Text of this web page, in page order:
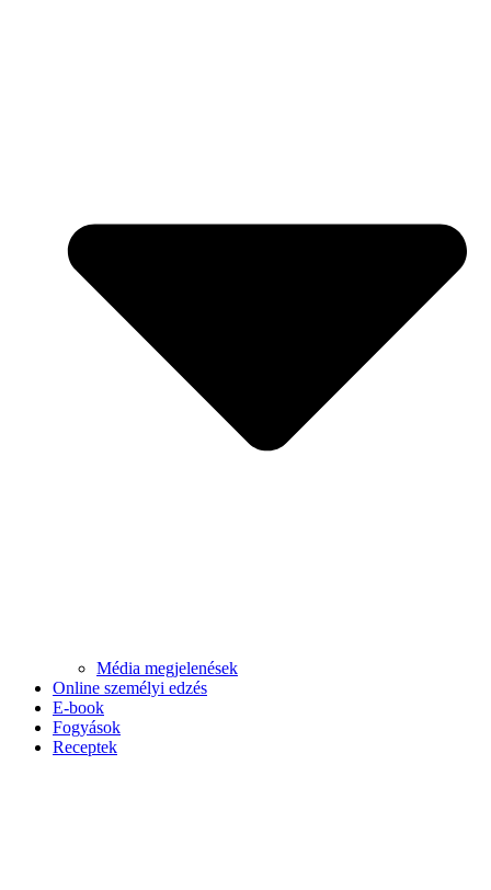
Média megjelenések
Online személyi edzés
E-book
Fogyások
Receptek